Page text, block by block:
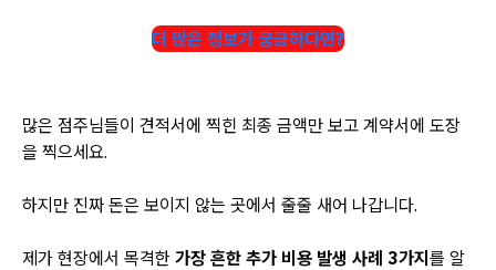
더 많은 정보가 궁금하다면?
많은 점주님들이 견적서에 찍힌 최종 금액만 보고 계약서에 도장
을 찍으세요.
하지만 진짜 돈은 보이지 않는 곳에서 줄줄 새어 나갑니다.
제가 현장에서 목격한 가장 흔한 추가 비용 발생 사례 3가지 를 알